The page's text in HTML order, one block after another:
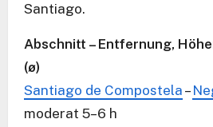
Santiago.
Abschnitt – Entfernung,
(ø)
Santiago de Compostela –
moderat 5–6 h